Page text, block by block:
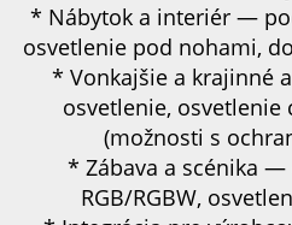
* Nábytok a interiér —
* Vonkajšie a krajinné
osvetlenie, osvetlenie
(možnosti s
* Zábava a scénika
RGB/RGBW,